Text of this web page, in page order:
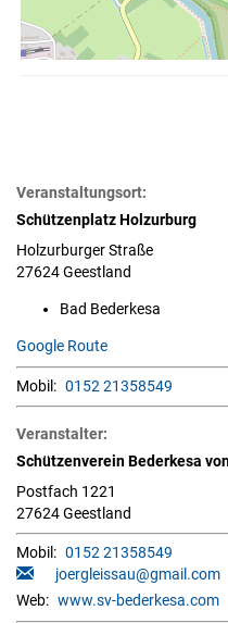
Veranstaltungsort:
Schützenplatz Holzurburg
Holzurburger Straße
27624 Geestland
Bad Bederkesa
Google Route
Mobil: 0152 21358549
Veranstalter:
Schützenverein Bederkesa
Postfach 1221
27624 Geestland
Mobil: 0152 21358549
joergleissau@gmail.com
Web: www.sv-bederkesa.com